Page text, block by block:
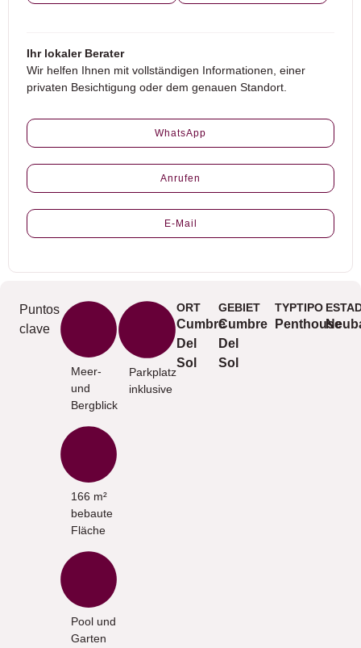
Ihr lokaler Berater
Wir helfen Ihnen mit vollständigen Informationen, einer
privaten Besichtigung oder dem genauen Standort.
WhatsApp
Anrufen
E-Mail
Puntos
clave
Meer-
und
Bergblick
166 m²
bebaute
Fläche
Pool und
Garten
Parkplatz
inklusive
ORT
Cumbre
Del
Sol
GEBIET
Cumbre
Del
Sol
TYPTIPO
Penthouse